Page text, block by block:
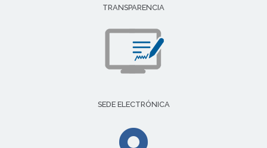
TRANSPARENCIA
SEDE ELECTRÓNICA